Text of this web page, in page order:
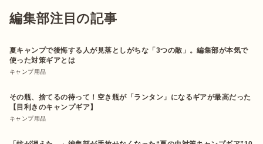
編集部注目の記事
夏キャンプで後悔する人が見落としがちな「3つの敵」。編集部が本気で
使った対策ギアとは
キャンプ用品
その瓶、捨てるの待って！空き瓶が「ランタン」になるギアが最高だった
【目利きのキャンプギア】
キャンプ用品